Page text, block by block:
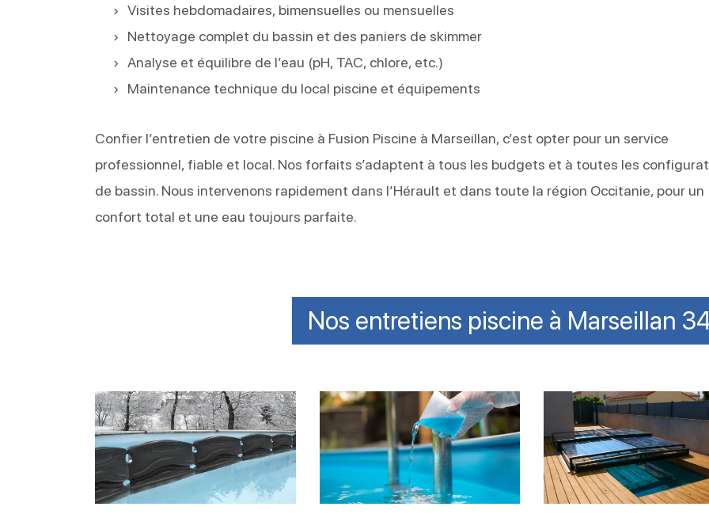
Visites hebdomadaires, bimensuelles ou mensuelles
Nettoyage complet du bassin et des paniers de skimmer
Analyse et équilibre de l’eau (pH, TAC, chlore, etc.)
Maintenance technique du local piscine et équipements
Confier l’entretien de votre piscine à Fusion Piscine à Marseillan, c’est opter pour un service
professionnel, fiable et local. Nos forfaits s’adaptent à tous les budgets et à toutes les
de bassin. Nous intervenons rapidement dans l’Hérault et dans toute la région Occitanie, pour un
confort total et une eau toujours parfaite.
Nos entretiens piscine à Marseillan
Réussir
l’hivernage
de
sa
piscine
Désinfecter
efficacement
l’eau
de
piscine
Entretien
des
équipements
de
sécurité